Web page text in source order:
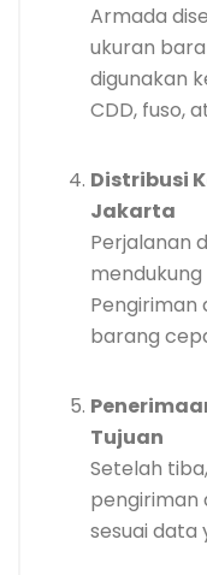
Armada
ukuran
digunakan
CDD, fuso,
Distribusi
Jakarta
Perjalanan
Pengiriman
barang
Tujuan
Setelah
pengiriman
sesuai data